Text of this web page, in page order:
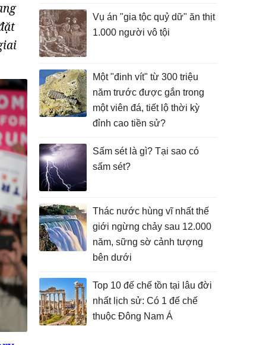
Vụ án "gia tộc quỷ dữ" ăn thịt
1.000 người vô tội
Một "đinh vít" từ 300 triệu
năm trước được gắn trong
một viên đá, tiết lộ thời kỳ
đỉnh cao tiền sử?
Sấm sét là gì? Tại sao có
sấm sét?
Thác nước hùng vĩ nhất thế
giới ngừng chảy sau 12.000
năm, sững sờ cảnh tượng
bên dưới
Top 10 đế chế tồn tại lâu đời
nhất lịch sử: Có 1 đế chế
thuộc Đông Nam Á